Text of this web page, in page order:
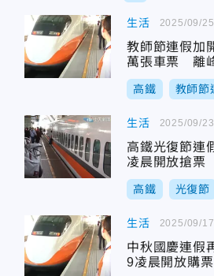
生活
教師節連假加
萬張車票 離
高鐵 教師節
2025/09/
生活
高鐵光復節
凌晨開放搶票
高鐵 光復節
2025/09/
生活
中秋國慶連
9凌晨開放購票
2025/09/